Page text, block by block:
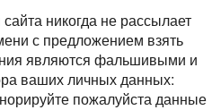
никогда не рассылает
с предложением взять
являются фальшивыми и
ваших личных данных:
пожалуйста данные